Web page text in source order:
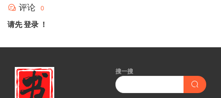
评论 0
请先登录 ！
搜一搜